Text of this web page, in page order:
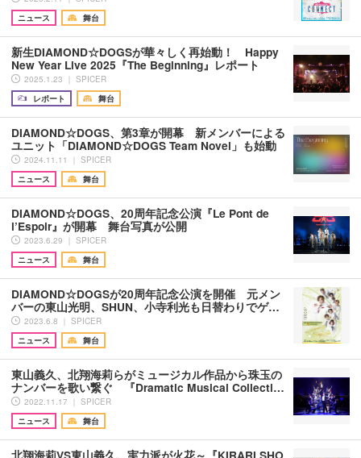
ニュース
舞台
新生DIAMOND☆DOGSが華々しく再始動！ Happy
New Year Live 2025『The Beginning』レポート
2025.1.23 ｜ SPICER
レポート
舞台
DIAMOND☆DOGS、第3章が開幕 新メンバーによる
ユニット「DIAMOND☆DOGS Team Novel」も始動
2024.11.11 ｜ SPICER
ニュース
舞台
DIAMOND☆DOGS、20周年記念公演『Le Pont de
l’Espoir』が開幕 舞台写真が公開
2023.6.29 ｜ SPICER
ニュース
舞台
DIAMOND☆DOGSが20周年記念公演を開催 元メン
バーの東山光明、SHUN、小寺利光も日替わりでゲ…
2023.6.8 ｜ SPICER
ニュース
舞台
東山義久、北翔海莉らがミュージカル作品から珠玉の
ナンバーを歌い繋ぐ 『Dramatic Musical Collecti…
2022.11.17 ｜ SPICER
ニュース
舞台